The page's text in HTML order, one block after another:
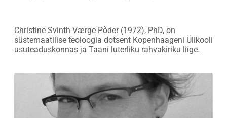
Christine Svinth-Værge Põder (1972), PhD, on
süstemaatilise teoloogia dotsent Kopenhaageni Ülikooli
usuteaduskonnas ja Taani luterliku rahvakiriku liige.